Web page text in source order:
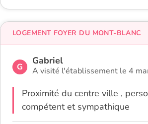
G
Gabriel
A visité l'établissement le 4
Proximité du centre ville ,
compétent et sympathique
LOGEMENT FOYER DU MONT-BLANC